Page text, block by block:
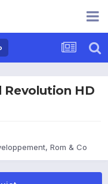
Revolution HD
Rom & Co